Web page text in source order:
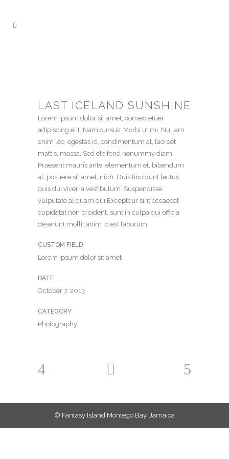
LAST ICELAND SUNSHINE
Lorem ipsum dolor sit amet, consectetuer
adipiscing elit. Nam cursus. Morbi ut mi. Nullam
enim leo, egestas id, condimentum at, laoreet
mattis, massa. Sed eleifend nonummy diam.
Praesent mauris ante, elementum et, bibendum
at, posuere sit amet, nibh. Duis tincidunt lectus
quis dui viverra vestibulum. Suspendisse
vulputate aliquam dui.Excepteur sint occaecat
cupidatat non proident, sunt in culpa qui officia
deserunt mollit anim id est laborum
CUSTOM FIELD
Lorem ipsum dolor sit amet
DATE
October 7, 2013
CATEGORY
Photography
© Fantasy Island Montego Bay, Jamaica